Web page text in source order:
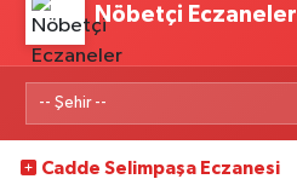
Nöbetçi Eczaneler
Cadde Selimpaşa Eczanesi